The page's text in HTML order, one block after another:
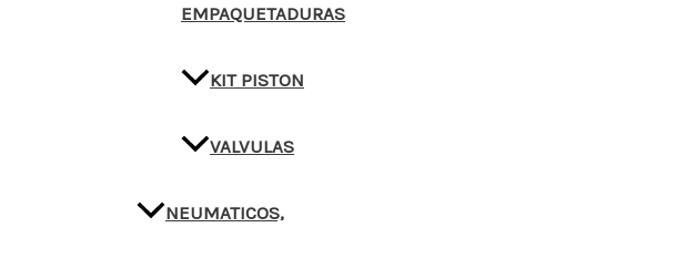
EMPAQUETADURAS
KIT PISTON
VALVULAS
NEUMATICOS,